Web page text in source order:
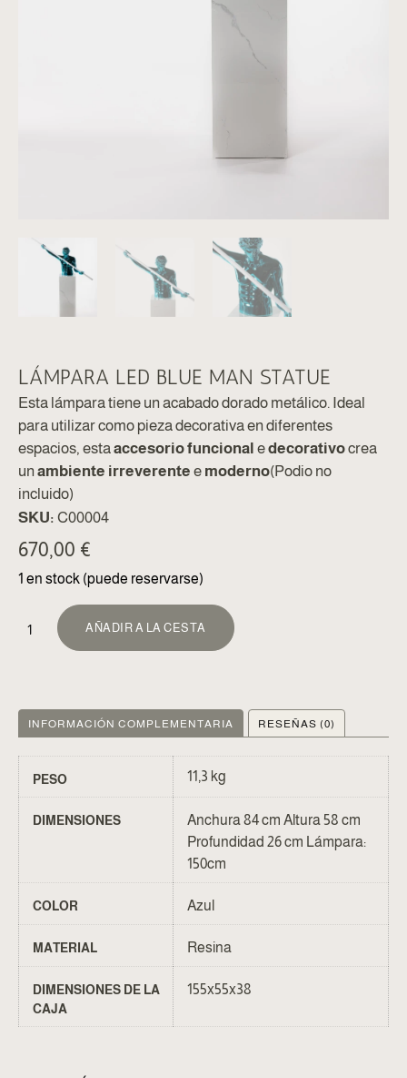
LÁMPARA LED BLUE MAN STATUE
Esta lámpara tiene un acabado dorado metálico. Ideal
para utilizar como pieza decorativa en diferentes
espacios, estaaccesorio funcional edecorativocrea
un ambiente irreverente e moderno(Podio no
incluido)
SKU: C00004
670,00 €
1 en stock (puede reservarse)
AÑADIR A LA CESTA
INFORMACIÓN COMPLEMENTARIA RESEÑAS (0)
PESO 11,3 kg
DIMENSIONES
Anchura 84 cm Altura 58 cm
Profundidad 26 cm Lámpara:
150cm
COLOR Azul
MATERIAL Resina
DIMENSIONES DE LA
CAJA
155x55x38